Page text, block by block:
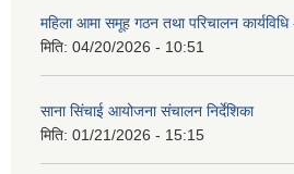
महिला आमा समूह गठन तथा परिचालन
मिति: 04/20/2026 - 10:51
साना सिंचाई आयोजना संचालन निर्देशिका
मिति: 01/21/2026 - 15:15